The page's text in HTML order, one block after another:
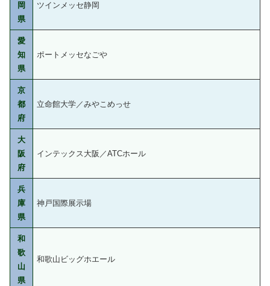
岡
県
ツインメッセ静岡
愛
知
県
ポートメッセなごや
京
都
府
立命館大学／みやこめっせ
大
阪
府
インテックス大阪／ATCホール
兵
庫
県
神戸国際展示場
和
歌
山
県
和歌山ビッグホエール